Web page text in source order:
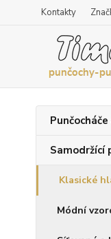
Kontakty
Samodržící
Klasické
Módní